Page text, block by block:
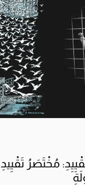
مُخْتَصَرُ